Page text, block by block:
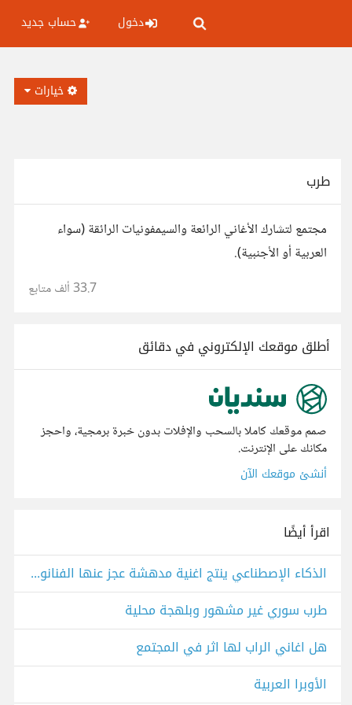
دخول حساب جديد
خيارات
طرب
مجتمع لتشارك الأغاني الرائعة والسيمفونيات الرائقة (سواء
العربية أو الأجنبية).
33.7 ألف متابع
أطلق موقعك الإلكتروني في دقائق
صمم موقعك كاملا بالسحب والإفلات بدون خبرة برمجية، واحجز
مكانك على الإنترنت.
أنشئ موقعك الآن
اقرأ أيضًا
الذكاء الإصطناعي ينتج اغنية مدهشة عجز عنها الفنانون العرب
طرب سوري غير مشهور وبلهجة محلية
هل اغاني الراب لها اثر في المجتمع
الأوبرا العربية